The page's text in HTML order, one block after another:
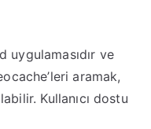
uygulamasıdır ve
aramak,
Kullanıcı dostu